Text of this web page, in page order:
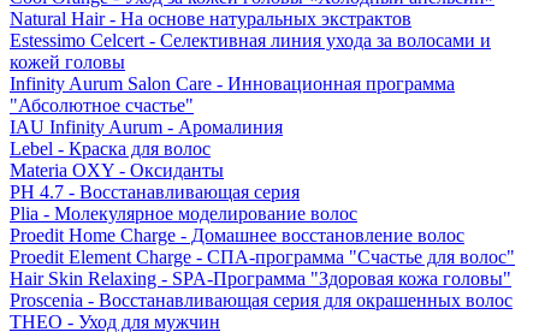
Natural Hair - На основе натуральных экстрактов
Estessimo Celcert - Селективная линия ухода за волосами и
кожей головы
Infinity Aurum Salon Care - Инновационная программа
"Абсолютное счастье"
IAU Infinity Aurum - Аромалиния
Lebel - Краска для волос
Materia OXY - Оксиданты
PH 4.7 - Восстанавливающая серия
Plia - Молекулярное моделирование волос
Proedit Home Charge - Домашнее восстановление волос
Proedit Element Charge - СПА-программа "Счастье для волос"
Hair Skin Relaxing - SPA-Программа "Здоровая кожа головы"
Proscenia - Восстанавливающая серия для окрашенных волос
THEO - Уход для мужчин